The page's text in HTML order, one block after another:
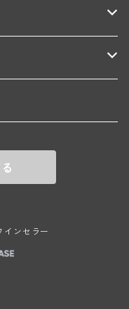
)
ジュレス)
ンセラー